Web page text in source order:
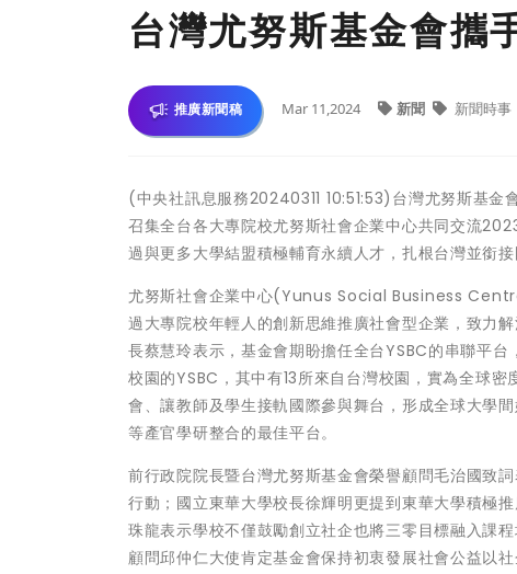
台灣尤努斯基金會攜
推廣新聞稿 Mar 11,2024 新聞 新聞時事
(中央社訊息服務20240311 10:51:53)台灣尤努斯基
召集全台各大專院校尤努斯社會企業中心共同交流
過與更多大學結盟積極輔育永續人才，扎根台灣並銜接
尤努斯社會企業中心(Yunus Social Business
過大專院校年輕人的創新思維推廣社會型企業，致力
長蔡慧玲表示，基金會期盼擔任全台YSBC的串聯平
校園的YSBC，其中有13所來自台灣校園，實為全球
會、讓教師及學生接軌國際參與舞台，形成全球大學
等產官學研整合的最佳平台。
前行政院院長暨台灣尤努斯基金會榮譽顧問毛治國致
行動；國立東華大學校長徐輝明更提到東華大學積極
珠龍表示學校不僅鼓勵創立社企也將三零目標融入課
顧問邱仲仁大使肯定基金會保持初衷發展社會公益以社